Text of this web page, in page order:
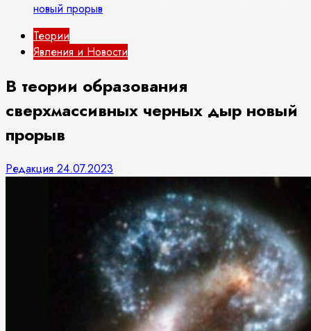
новый прорыв
Теории
Явления и Новости
В теории образования
сверхмассивных черных дыр новый
прорыв
Редакция 24.07.2023